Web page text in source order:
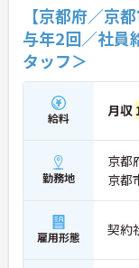
【京都府／京
与年2回／社員
タッフ＞
給料 月収
勤務地
京都
京都
雇用形態 契約